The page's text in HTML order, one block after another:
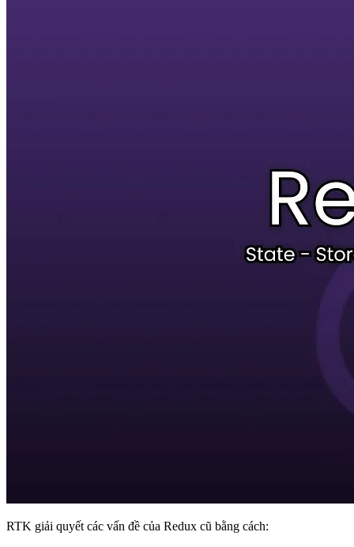
RTK giải quyết các vấn đề của Redux cũ bằng cách: